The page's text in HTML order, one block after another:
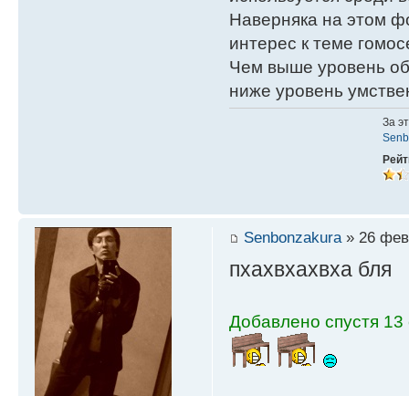
Наверняка на этом
интерес к теме
Чем выше уровень
ниже уровень
За
Senbonzakura» 26 фев
пхахвхахвха бля
Добавлено спустя 13